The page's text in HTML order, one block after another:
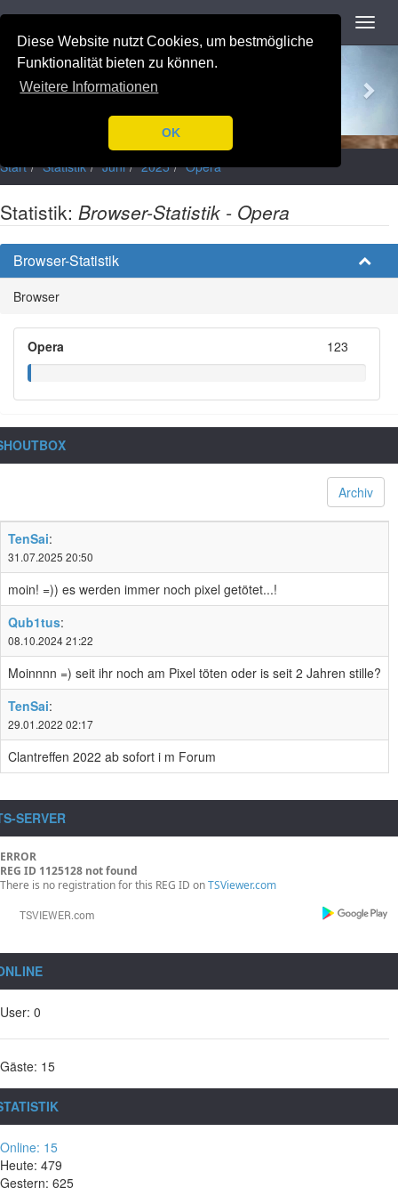
Diese Website nutzt Cookies, um bestmögliche
Funktionalität bieten zu können.
Weitere Informationen
OK
Navigation
Previous
Start Statistik Juni 2025 Opera
Statistik: Browser-Statistik - Opera
Browser-Statistik
Browser
Opera 123
Archiv
TenSai:
31.07.2025 20:50
moin! =)) es werden immer noch pixel getötet...!
Qub1tus:
08.10.2024 21:22
Moinnnn =) seit ihr noch am Pixel töten oder is seit 2 Jahren stille?
TenSai:
29.01.2022 02:17
Clantreffen 2022 ab sofort i m Forum
SERVER
ERROR
REG ID 1125128 not found
There is no registration for this REG ID onTSViewer.com
User: 0
Gäste: 15
Online: 15
Heute: 479
Gestern: 625